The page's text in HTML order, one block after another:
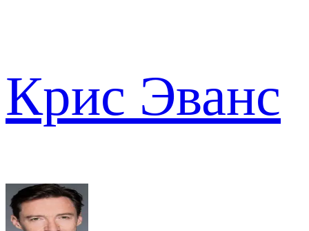
Крис Эванс